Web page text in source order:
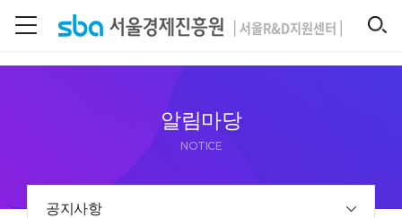
알림마당
NOTICE
공지사항